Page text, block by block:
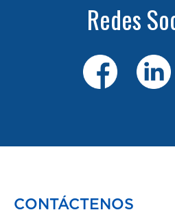
Redes
CONTÁCTENOS